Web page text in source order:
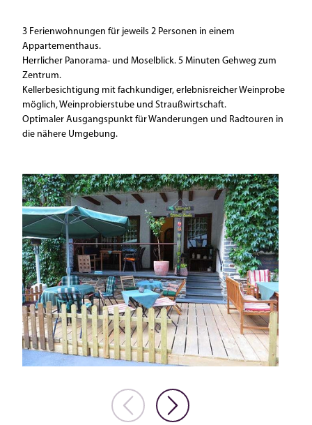
3 Ferienwohnungen für jeweils 2 Personen in einem
Appartementhaus.
Herrlicher Panorama- und Moselblick. 5 Minuten Gehweg zum
Zentrum.
Kellerbesichtigung mit fachkundiger, erlebnisreicher Weinprobe
möglich, Weinprobierstube und Straußwirtschaft.
Optimaler Ausgangspunkt für Wanderungen und Radtouren in
die nähere Umgebung.